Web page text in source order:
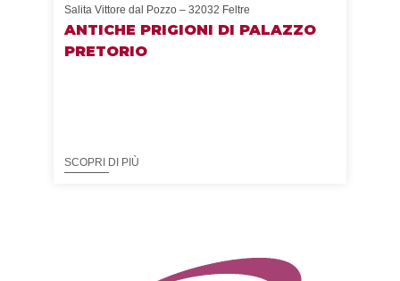
Salita Vittore dal Pozzo – 32032 Feltre
ANTICHE PRIGIONI DI PALAZZO
PRETORIO
SCOPRI DI PIÙ